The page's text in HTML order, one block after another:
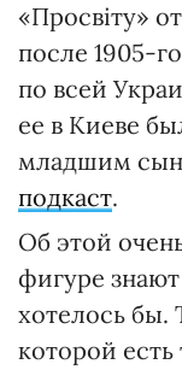
«Просвіту»
после 1905-
по всей
ее в Киеве
младшим
подкаст.
Об этой
фигуре
хотелось бы.
которой